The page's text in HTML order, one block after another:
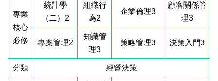
專業
核心
必修
統計學
（二）2
組織行
為2
企業倫理3
顧客關係管
理3
專案管理2
知識管
理3
策略管理3 決策入門3
分類 經營決策